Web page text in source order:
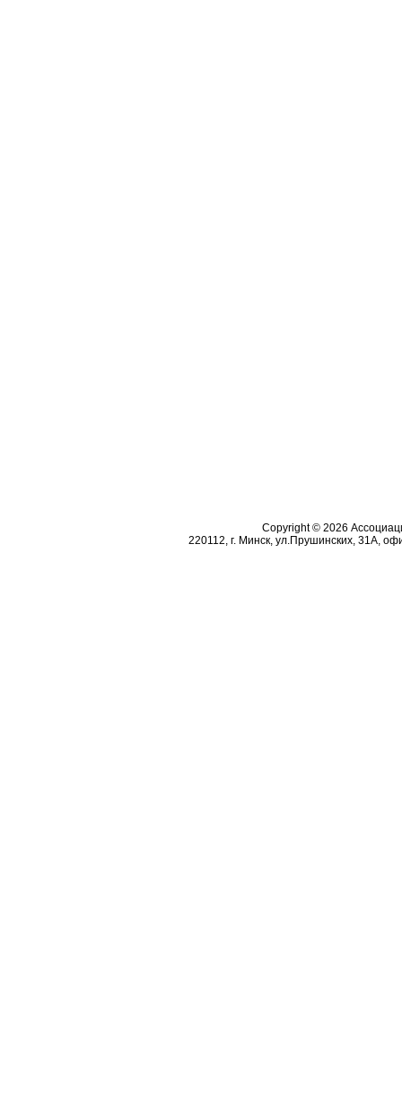
Copyright © 2026
220112, г. Минск, ул.Прушинских, 31А,